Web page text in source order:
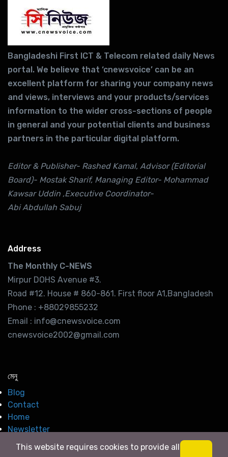
Bangladeshi First ICT & Telecom related daily News
portal. We believe that ‘cnewsvoice’ can be an
excellent platform for sharing your company news
and views, interviews and your products/services
information to the wider cross-sections of people
in general and your potential clients and business
partners in the particular digital platform.
Editor & Publisher- Rashed Kamal, Advisor (Editorial
Board)- Mostak Sharif, Managing Editor- Mohammad
Kawsar Uddin ,Executive Coordinator-
Abi Abdullah Sabuj
Address
The Monthly C-NEWS
Mirpur DOHS Avenue #3.
Road #12. House # 860-861. First floor A1,Bangladesh
Phone : +88029855232
Email : info@cnewsvoice.com
cnewsvoice2002@gmail.com
মেনু
Blog
Contact
Home
Newsletter
This website requires cookies to provide all